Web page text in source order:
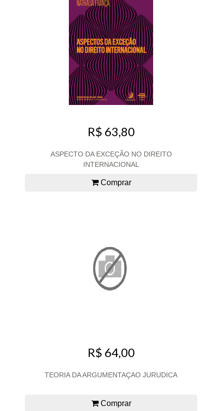
R$ 63,80
ASPECTO DA EXCEÇÃO NO DIREITO
INTERNACIONAL
Comprar
R$ 64,00
TEORIA DA ARGUMENTAÇAO JURUDICA
Comprar